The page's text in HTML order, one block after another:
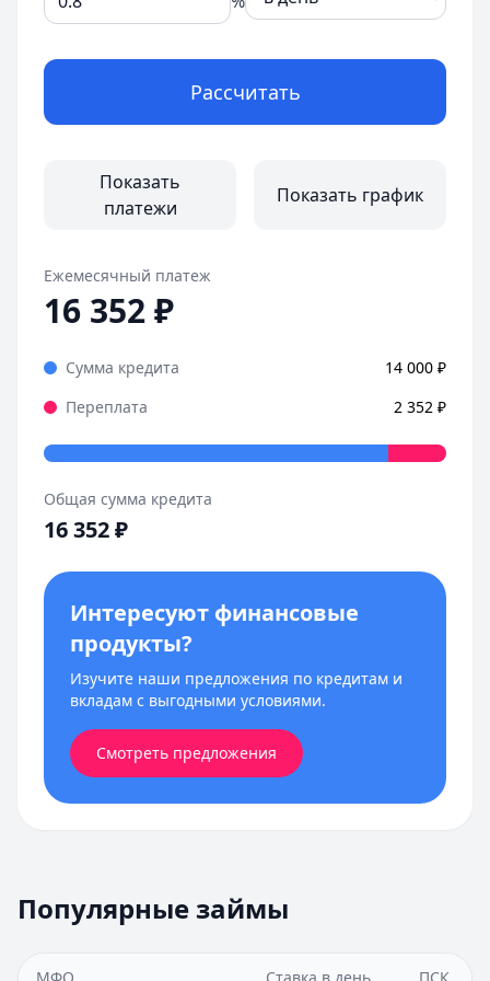
Рассчитать
Показать
платежи
Показать график
Ежемесячный платеж
16 352₽
Сумма кредита 14 000 ₽
Переплата
2 352 ₽
Общая сумма кредита
16 352₽
Интересуют финансовые
продукты?
Изучите наши предложения по кредитам и
вкладам с выгодными условиями.
Смотреть предложения
Популярные займы